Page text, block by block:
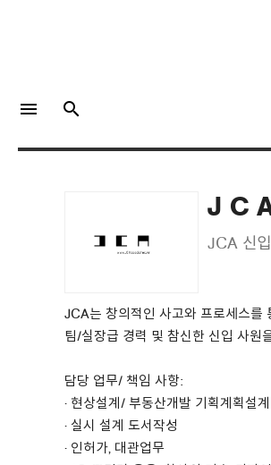
Twitter Login
About Us
menu search
J C
JCA 신
JCA는 창의적인 사고와 프로세스를
팀/실장급 경력 및 참신한 신입 사원
담당 업무/ 책임 사항:
· 현상설계/ 부동산개발 기획계획설계
· 실시 설계 도서작성
· 인허가, 대관업무